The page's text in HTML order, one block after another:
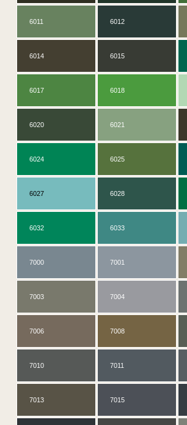
6011 6012
6014 6015
6017 6018
6020 6021
6024 6025
6027 6028
6032 6033
7000 7001
7003 7004
7006 7008
7010 7011
7013 7015